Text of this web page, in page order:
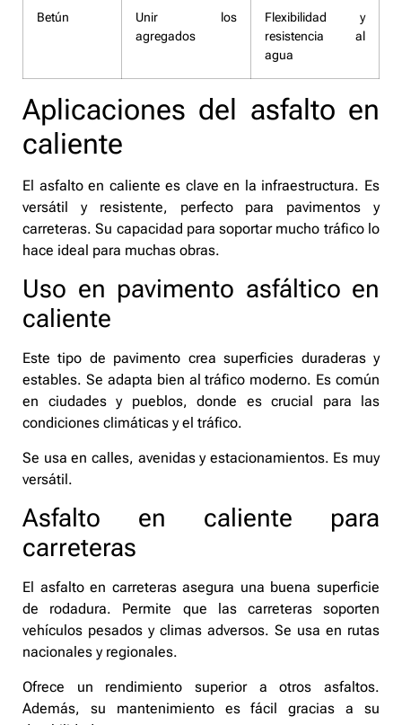
Betún
Unir los
agregados
Flexibilidad y
resistencia al
agua
Aplicaciones del asfalto en
caliente
El asfalto en caliente es clave en la infraestructura. Es
versátil y resistente, perfecto para pavimentos y
carreteras. Su capacidad para soportar mucho tráfico lo
hace ideal para muchas obras.
Uso en pavimento asfáltico en
caliente
Este tipo de pavimento crea superficies duraderas y
estables. Se adapta bien al tráfico moderno. Es común
en ciudades y pueblos, donde es crucial para las
condiciones climáticas y el tráfico.
Se usa en calles, avenidas y estacionamientos. Es muy
versátil.
Asfalto en caliente para
carreteras
El asfalto en carreteras asegura una buena superficie
de rodadura. Permite que las carreteras soporten
vehículos pesados y climas adversos. Se usa en rutas
nacionales y regionales.
Ofrece un rendimiento superior a otros asfaltos.
Además, su mantenimiento es fácil gracias a su